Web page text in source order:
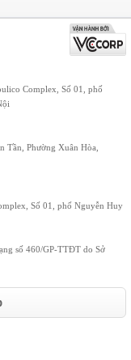
Complex, Số 01, phố
Tần, Phường Xuân Hòa,
Số 01, phố Nguyễn Huy
số 460/GP-TTĐT do Sở